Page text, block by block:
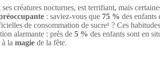
créatures nocturnes, est terrifiant, mais
: saviez-vous que 75 % des enfants
de consommation de sucre¹ ? Ces
alarmante : près de 5 % des enfants sont en
la magie de la fête.